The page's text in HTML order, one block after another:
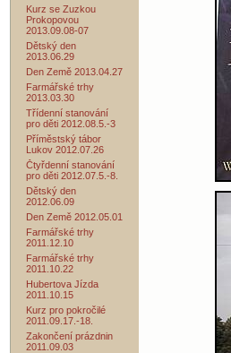
Kurz se Zuzkou
Prokopovou
2013.09.08-07
Dětský den
2013.06.29
Den Země 2013.04.27
Farmářské trhy
2013.03.30
Třídenní stanování
pro děti 2012.08.5.-3
Příměstský tábor
Lukov 2012.07.26
Čtyřdenní stanování
pro děti 2012.07.5.-8.
Dětský den
2012.06.09
Den Země 2012.05.01
Farmářské trhy
2011.12.10
Farmářské trhy
2011.10.22
Hubertova Jízda
2011.10.15
Kurz pro pokročilé
2011.09.17.-18.
Zakončení prázdnin
2011.09.03